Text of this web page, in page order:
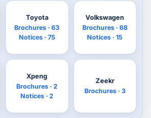
Toyota
Brochures · 63
Notices · 75
Volkswagen
Brochures · 68
Notices · 15
Xpeng
Brochures · 2
Notices · 2
Zeekr
Brochures · 3